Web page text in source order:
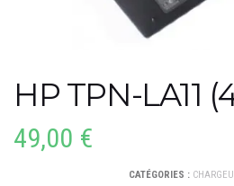
HP TPN-LA11
49,00 €
CATÉGORIES :